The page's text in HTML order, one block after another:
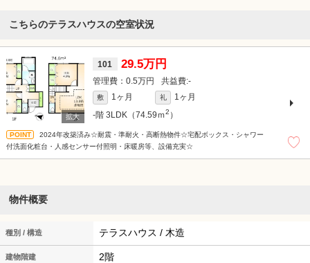
こちらのテラスハウスの空室状況
101 29.5万円
0.5万円 -
敷 1ヶ月 礼
1ヶ月
-階 3LDK（74.59ｍ2 ）
2024年改築済み☆耐震・準耐火・高断熱物件☆宅配ボックス・シャワー
付洗面化粧台・人感センサー付照明・床暖房等、設備充実☆
物件概要
種別 / 構造 テラスハウス / 木造
建物階建 2階